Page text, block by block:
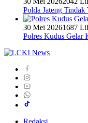
Polda Jateng
30 Mei 20261687
Polres Kudus Gelar
Redaksi